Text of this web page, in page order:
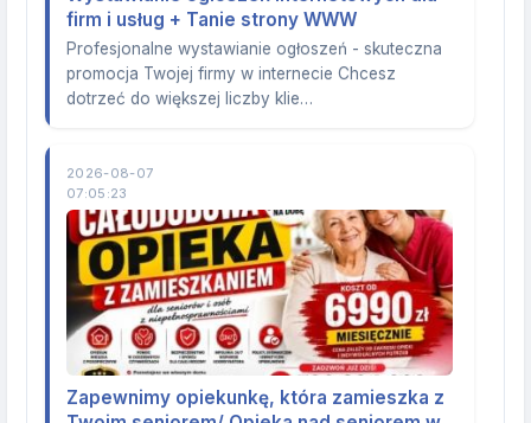
firm i usług + Tanie strony WWW
Profesjonalne wystawianie ogłoszeń - skuteczna
promocja Twojej firmy w internecie Chcesz
dotrzeć do większej liczby klie…
2026-08-07
07:05:23
Zapewnimy opiekunkę, która zamieszka z